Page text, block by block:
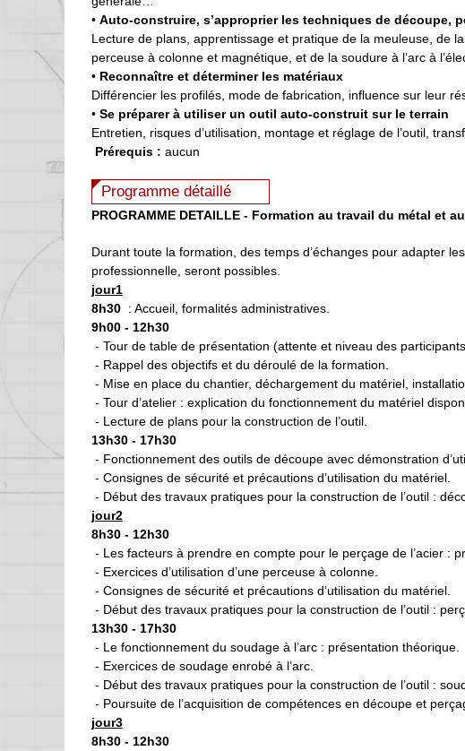
• Auto-construire, s’approprier les techniques de découpe,
Lecture de plans, apprentissage et pratique de la meuleuse, de
perceuse à colonne et magnétique, et de la soudure à l’arc à
• Reconnaître et déterminer les matériaux
Différencier les profilés, mode de fabrication, influence sur leur
• Se préparer à utiliser un outil auto-construit sur le terrain
Entretien, risques d’utilisation, montage et réglage de l’outil,
Prérequis : aucun
Programme détaillé
PROGRAMME DETAILLE - Formation au travail du métal et
Durant toute la formation, des temps d’échanges pour adapter
professionnelle, seront possibles.
jour1
8h30 : Accueil, formalités administratives.
9h00 - 12h30
- Tour de table de présentation (attente et niveau des
- Rappel des objectifs et du déroulé de la formation.
- Mise en place du chantier, déchargement du matériel,
- Tour d’atelier : explication du fonctionnement du matériel
- Lecture de plans pour la construction de l’outil.
13h30 - 17h30
- Fonctionnement des outils de découpe avec démonstration
- Consignes de sécurité et précautions d’utilisation du matériel.
- Début des travaux pratiques pour la construction de l’outil :
jour2
8h30 - 12h30
- Les facteurs à prendre en compte pour le perçage de l’acier :
- Exercices d’utilisation d’une perceuse à colonne.
- Consignes de sécurité et précautions d’utilisation du matériel.
- Début des travaux pratiques pour la construction de l’outil :
13h30 - 17h30
- Le fonctionnement du soudage à l’arc : présentation théorique.
- Exercices de soudage enrobé à l’arc.
- Début des travaux pratiques pour la construction de l’outil :
- Poursuite de l’acquisition de compétences en découpe et
jour3
8h30 - 12h30